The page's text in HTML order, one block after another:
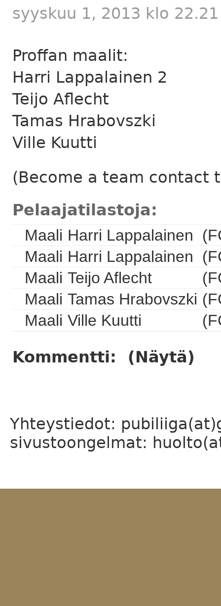
syyskuu 1, 2013 klo 22.21
Proffan maalit:
Harri Lappalainen 2
Teijo Aflecht
Tamas Hrabovszki
Ville Kuutti
(Become a team contact
Pelaajatilastoja:
Maali Harri Lappalainen
Maali Harri Lappalainen
Maali Teijo Aflecht
Maali Tamas Hrabovszki
Maali Ville Kuutti
Kommentti: (Näytä)
Yhteystiedot:
sivustoongelmat: